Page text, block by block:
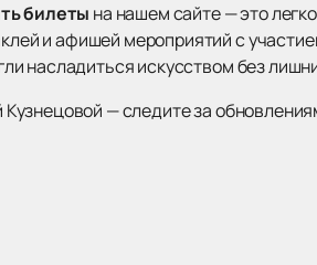
билеты на нашем сайте — это
и афишей мероприятий с
насладиться искусством без
— следите за